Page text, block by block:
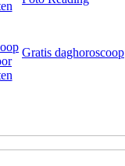
Gratis daghoroscoop